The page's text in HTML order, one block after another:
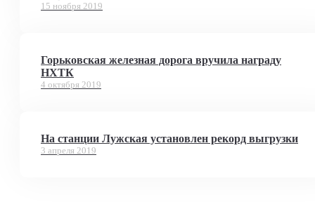
15 ноября 2019
Горьковская железная дорога вручила награду
НХТК
4 октября 2019
На станции Лужская установлен рекорд выгрузки
3 апреля 2019